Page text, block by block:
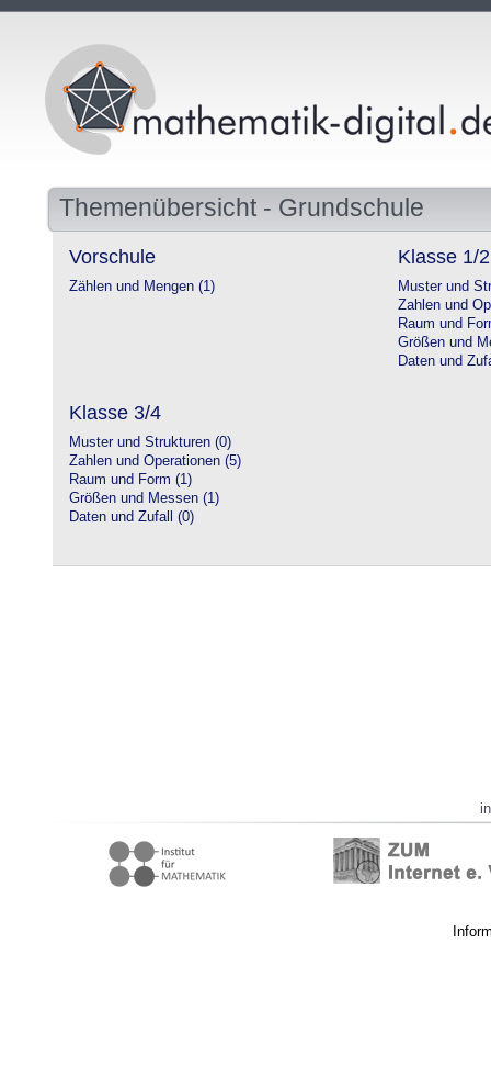
Themenübersicht - Grundschule
Vorschule
Zählen und Mengen (1)
Klasse 1/2
Muster und
Zahlen und
Raum und
Größen und
Daten und
Klasse 3/4
Muster und Strukturen (0)
Zahlen und Operationen (5)
Raum und Form (1)
Größen und Messen (1)
Daten und Zufall (0)